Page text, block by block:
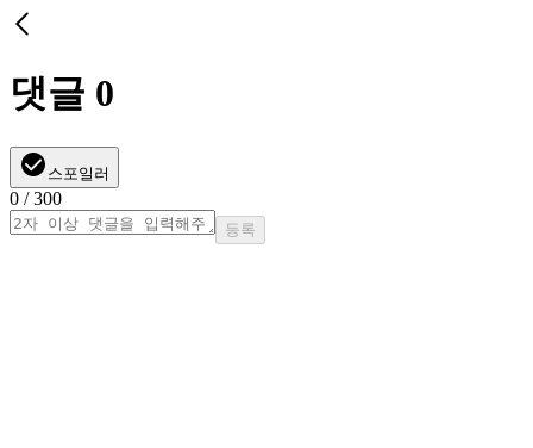
댓글 0
스포일러
0 / 300
등록